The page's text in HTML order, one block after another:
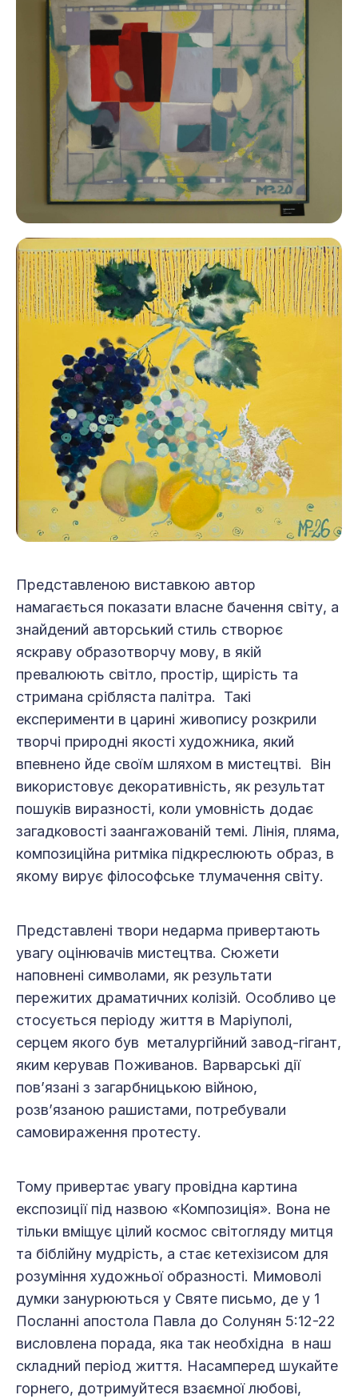
Представленою виставкою автор
намагається показати власне бачення світу, а
знайдений авторський стиль створює
яскраву образотворчу мову, в якій
превалюють світло, простір, щирість та
стримана срібляста палітра. Такі
експерименти в царині живопису розкрили
творчі природні якості художника, який
впевнено йде своїм шляхом в мистецтві. Він
використовує декоративність, як результат
пошуків виразності, коли умовність додає
загадковості заангажованій темі. Лінія, пляма,
композиційна ритміка підкреслюють образ, в
якому вирує філософське тлумачення світу.
Представлені твори недарма привертають
увагу оцінювачів мистецтва. Сюжети
наповнені символами, як результати
пережитих драматичних колізій. Особливо це
стосується періоду життя в Маріуполі,
серцем якого був металургійний завод-гігант,
яким керував Поживанов. Варварські дії
пов’язані з загарбницькою війною,
розв’язаною рашистами, потребували
самовираження протесту.
Тому привертає увагу провідна картина
експозиції під назвою «Композиція». Вона не
тільки вміщує цілий космос світогляду митця
та біблійну мудрість, а стає кетехізисом для
розуміння художньої образності. Мимоволі
думки занурюються у Святе письмо, де у 1
Посланні апостола Павла до Солунян 5:12-22
висловлена порада, яка так необхідна в наш
складний період життя. Насамперед шукайте
горнего, дотримуйтеся взаємної любові,